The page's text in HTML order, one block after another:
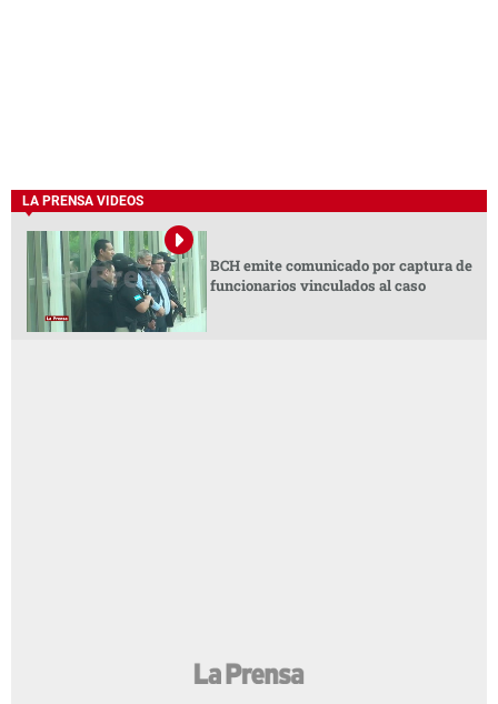
LA PRENSA VIDEOS
BCH emite comunicado por captura de
funcionarios vinculados al caso